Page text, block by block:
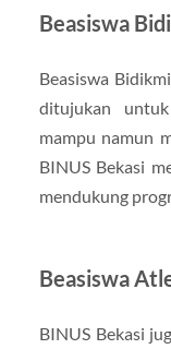
Beasiswa
Beasiswa
ditujukan
mampu namun
BINUS Bekasi
mendukung
Beasiswa
BINUS Bekasi